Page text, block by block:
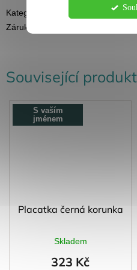
Související
S vaším
jménem
Placatka černá korunka
Skladem
323 Kč
Kategorie
Placatky s
Záruka